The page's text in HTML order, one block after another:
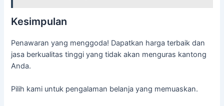
Kesimpulan
Penawaran yang menggoda! Dapatkan harga terbaik dan
jasa berkualitas tinggi yang tidak akan menguras kantong
Anda.
Pilih kami untuk pengalaman belanja yang memuaskan.